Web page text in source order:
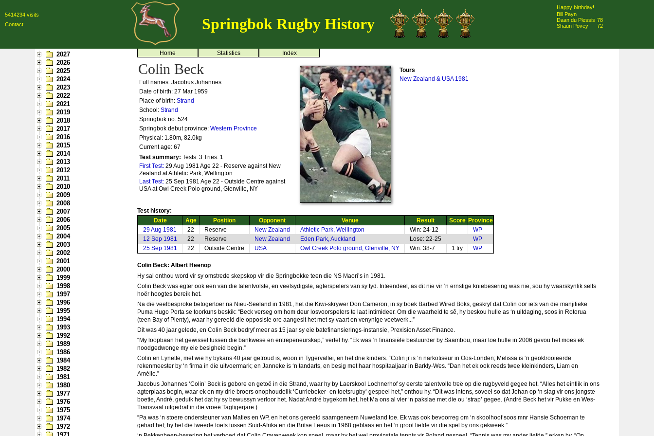
5414234 visits
Contact
Springbok Rugby History
Happy birthday!
Bill Payn
Daan du Plessis 78
Shaun Povey
72
2027
2026
2025
2024
2023
2022
2021
2019
2018
2017
2016
2015
2014
2013
2012
2011
2010
2009
2008
2007
2006
2005
2004
2003
2002
2001
2000
1999
1998
1997
1996
1995
1994
1993
1992
1989
1986
1984
1982
1981
1980
1977
1976
1975
1974
1972
Home Statistics Index
Colin Beck
Full names: Jacobus Johannes
Date of birth: 27 Mar 1959
Place of birth: Strand
School: Strand
Springbok no: 524
Springbok debut province: Western Province
Physical: 1.80m, 82.0kg
Current age: 67
Test summary: Tests: 3 Tries: 1
First Test: 29 Aug 1981 Age 22 - Reserve against New
Zealand at Athletic Park, Wellington
Last Test: 25 Sep 1981 Age 22 - Outside Centre against
USA at Owl Creek Polo ground, Glenville, NY
Tours
New Zealand & USA 1981
Test history:
Date
Age Position Opponent Venue Result Score Province
29 Aug 1981
22 Reserve New Zealand Athletic Park, Wellington Win: 24-12
WP
12 Sep 1981
22 Reserve New Zealand Eden Park, Auckland Lose: 22-25
WP
25 Sep 1981
22 Outside Centre USA Owl Creek Polo ground, Glenville, NY Win: 38-7 1 try WP
Colin Beck: Albert Heenop
Hy sal onthou word vir sy omstrede skepskop vir die Springbokke teen die NS Maori’s in 1981.
Colin Beck was egter ook een van die talentvolste, en veelsydigste, agterspelers van sy tyd. Inteendeel, as dit nie vir ‘n ernstige kniebesering was nie, sou hy waarskynlik selfs
hoër hoogtes bereik het.
Na die veelbesproke betogertoer na Nieu-Seeland in 1981, het die Kiwi-skrywer Don Cameron, in sy boek Barbed Wired Boks, geskryf dat Colin oor iets van die manjifieke
Puma Hugo Porta se toorkuns beskik: “Beck verseg om hom deur losvoorspelers te laat intimideer. Om die waarheid te sê, hy beskou hulle as ‘n uitdaging, soos in Rotorua
(teen Bay of Plenty), waar hy gereeld die opposisie ore aangesit het met sy vaart en venynige voetwerk...”
Dit was 40 jaar gelede, en Colin Beck bedryf meer as 15 jaar sy eie batefinansierings-instansie, Prexision Asset Finance.
“My loopbaan het gewissel tussen die bankwese en entrepeneurskap,” vertel hy. “Ek was ‘n finansiële bestuurder by Saambou, maar toe hulle in 2006 gevou het moes ek
noodgedwonge my eie besigheid begin.”
Colin en Lynette, met wie hy bykans 40 jaar getroud is, woon in Tygervallei, en het drie kinders. “Colin jr is ‘n narkotiseur in Oos-Londen; Melissa is ‘n geoktrooieerde
rekenmeester by ‘n firma in die uitvoermark; en Janneke is ‘n tandarts, en besig met haar hospitaaljaar in Barkly-Wes. “Dan het ek ook reeds twee kleinkinders, Liam en
Amélie.”
Jacobus Johannes ‘Colin’ Beck is gebore en getoë in die Strand, waar hy by Laerskool Lochnerhof sy eerste talentvolle treë op die rugbyveld gegee het. “Alles het eintlik in ons
agterplaas begin, waar ek en my drie broers onophoudelik ‘Curriebeker- en toetsrugby’ gespeel het,” onthou hy. “Dit was intens, soveel so dat Johan op ‘n slag vir ons jongste
boetie, André, geduik het dat hy sy bewussyn verloor het. Nadat André bygekom het, het Ma ons al vier ‘n pakslae met die ou ‘strap’ gegee. (André Beck het vir Pukke en Wes-
Transvaal uitgedraf in die vroeë Tagtigerjare.)
“Pa was ‘n stoere ondersteuner van Maties en WP, en het ons gereeld saamgeneem Nuweland toe. Ek was ook bevoorreg om ‘n skoolhoof soos mnr Hansie Schoeman te
gehad het; hy het die tweede toets tussen Suid-Afrika en die Britse Leeus in 1968 geblaas en het ‘n groot liefde vir die spel by ons gekweek.”